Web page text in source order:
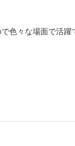
色々な場面で活躍